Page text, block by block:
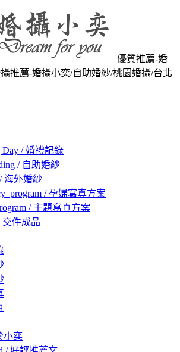
優質推薦-婚
推薦-婚攝小奕/自助婚紗/桃園婚攝/台北
Day / 婚禮記錄
/ 自助婚紗
海外婚紗
/ 孕婦寫真方案
/ 主題寫真方案
交件成品
小奕